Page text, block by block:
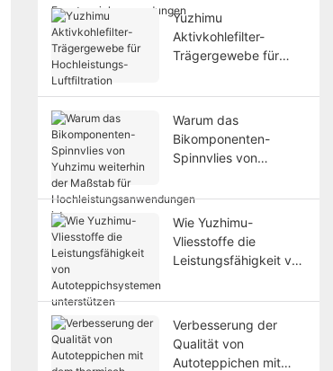
Formteppichanwendu
ngen
Yuzhimu
Aktivkohlefilter-
Trägergewebe für
Luftfiltration
Warum das
Bikomponenten-
Spinnvlies von
Maßstab für
Hochleistungsanwend
ungen ist
Wie Yuzhimu-
Vliesstoffe die
Leistungsfähigkeit von
unterstützen
Verbesserung der
Qualität von
Autoteppichen mit